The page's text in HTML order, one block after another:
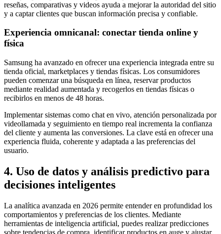
reseñas, comparativas y videos ayuda a mejorar la autoridad del sitio
y a captar clientes que buscan información precisa y confiable.
Experiencia omnicanal: conectar tienda online y
física
Samsung ha avanzado en ofrecer una experiencia integrada entre su
tienda oficial, marketplaces y tiendas físicas. Los consumidores
pueden comenzar una búsqueda en línea, reservar productos
mediante realidad aumentada y recogerlos en tiendas físicas o
recibirlos en menos de 48 horas.
Implementar sistemas como chat en vivo, atención personalizada por
videollamada y seguimiento en tiempo real incrementa la confianza
del cliente y aumenta las conversiones. La clave está en ofrecer una
experiencia fluida, coherente y adaptada a las preferencias del
usuario.
4. Uso de datos y análisis predictivo para
decisiones inteligentes
La analítica avanzada en 2026 permite entender en profundidad los
comportamientos y preferencias de los clientes. Mediante
herramientas de inteligencia artificial, puedes realizar predicciones
sobre tendencias de compra, identificar productos en auge y ajustar